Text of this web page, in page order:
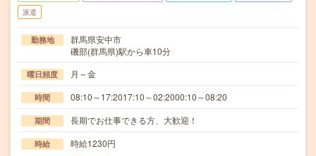
派遣
勤務地
群馬県安中市
磯部(群馬県)駅から車10分
曜日頻度 月～金
時間 08:10～17:2017:10～02:2000:10～08:20
期間 長期でお仕事できる方、大歓迎！
時給 時給1230円